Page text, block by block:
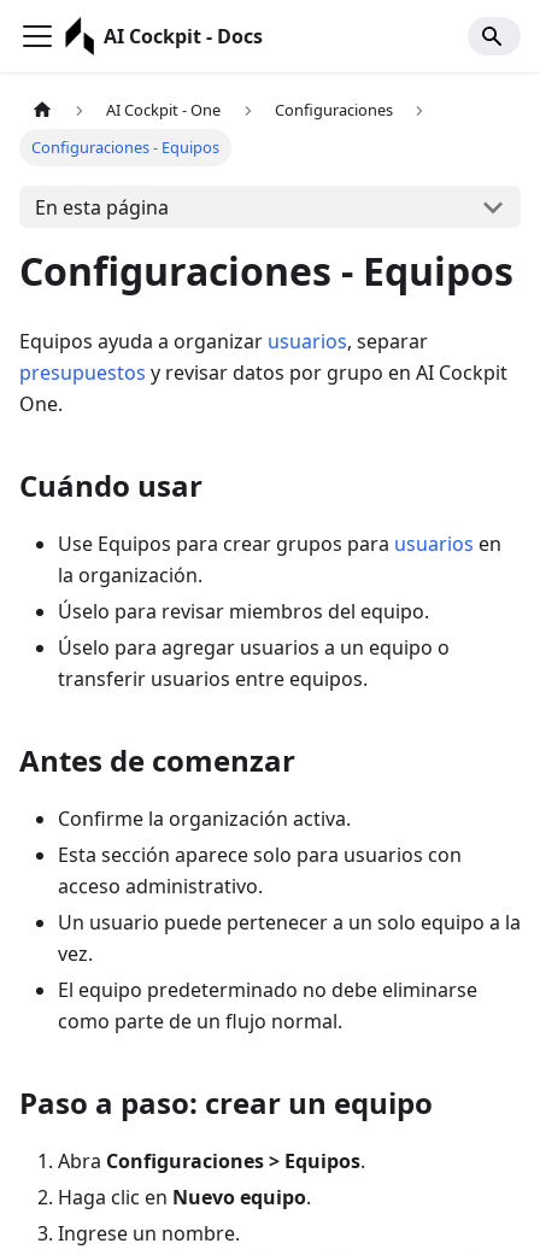
AI Cockpit - Docs
AI Cockpit - One
Configuraciones
Configuraciones - Equipos
En esta página
Configuraciones - Equipos
Equipos ayuda a organizar usuarios, separar
presupuestos y revisar datos por grupo en AI Cockpit
One.
Cuándo usar
Use Equipos para crear grupos para usuarios en
la organización.
Úselo para revisar miembros del equipo.
Úselo para agregar usuarios a un equipo o
transferir usuarios entre equipos.
Antes de comenzar
Confirme la organización activa.
Esta sección aparece solo para usuarios con
acceso administrativo.
Un usuario puede pertenecer a un solo equipo a la
vez.
El equipo predeterminado no debe eliminarse
como parte de un flujo normal.
Paso a paso: crear un equipo
Abra Configuraciones > Equipos.
Haga clic en Nuevo equipo.
Ingrese un nombre.